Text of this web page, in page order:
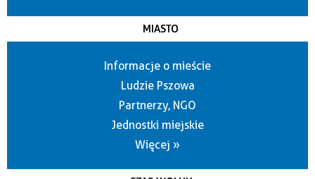
MIASTO
Informacje o mieście
Ludzie Pszowa
Partnerzy, NGO
Jednostki miejskie
Więcej »